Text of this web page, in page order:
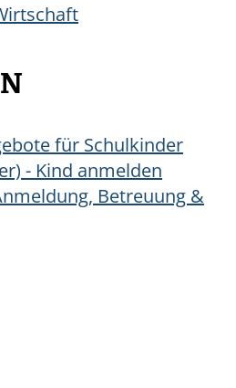
für Schulkinder
- Kind anmelden
Betreuung &